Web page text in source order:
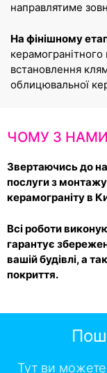
направлятиме
На фінішному
встановлення
облицювальної
ЧОМУ З
Звертаючись до
послуги з
керамограніту в
Всі роботи
гарантує
вашій будівлі, а
покриття.
Тут ви можете